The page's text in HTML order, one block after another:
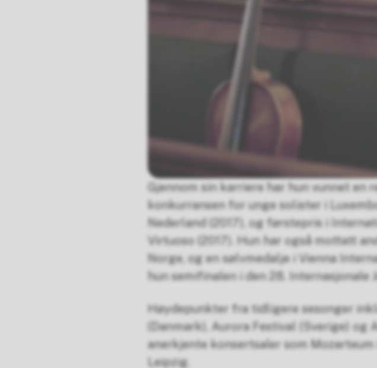
Gjennom sin karriere har hun vunnet
konkurransen for unge solister i
Nederland (2017), og førstepris i
Virtuoso (2017). Hun har også mottatt
Norge, og en sølvmedalje i Vienna
hun semifinalen i den 28. Internasjonale
Høydepunkter fra tidligere sesonger
(Danmark), Aurora Festival (Sverige)
anerkjente konsertsaler som Mozarteum
Leipzig.